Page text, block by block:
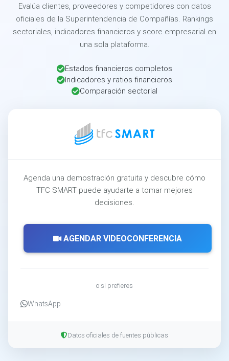
Evalúa clientes, proveedores y competidores con datos
oficiales de la Superintendencia de Compañías. Rankings
sectoriales, indicadores financieros y score empresarial en
una sola plataforma.
Estados financieros completos
Indicadores y ratios financieros
Comparación sectorial
Agenda una demostración gratuita y descubre cómo
TFC SMART puede ayudarte a tomar mejores
decisiones.
AGENDAR VIDEOCONFERENCIA
o si prefieres
WhatsApp
Datos oficiales de fuentes públicas